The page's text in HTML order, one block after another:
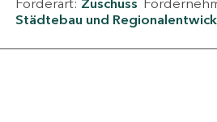
Förderart: Zuschuss
Städtebau und